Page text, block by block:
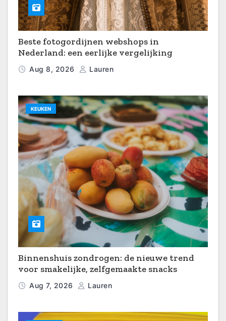
Beste fotogordijnen webshops in
Nederland: een eerlijke vergelijking
Aug 8, 2026 Lauren
KEUKEN
Binnenshuis zondrogen: de nieuwe trend
voor smakelijke, zelfgemaakte snacks
Aug 7, 2026 Lauren